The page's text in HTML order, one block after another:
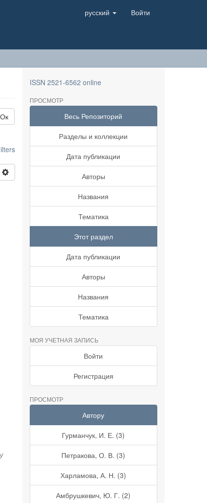
русский Войти
Ок
ISSN 2521-6562 online
ПРОСМОТР
Весь Репозиторий
Разделы и коллекции
Дата публикации
Авторы
Названия
Тематика
Этот раздел
Дата публикации
Авторы
Названия
Тематика
МОЯ УЧЕТНАЯ ЗАПИСЬ
Войти
Регистрация
ПРОСМОТР
Автору
Гурманчук, И. Е. (3)
Петракова, О. В. (3)
Харламова, А. Н. (3)
Амбрушкевич, Ю. Г. (2)